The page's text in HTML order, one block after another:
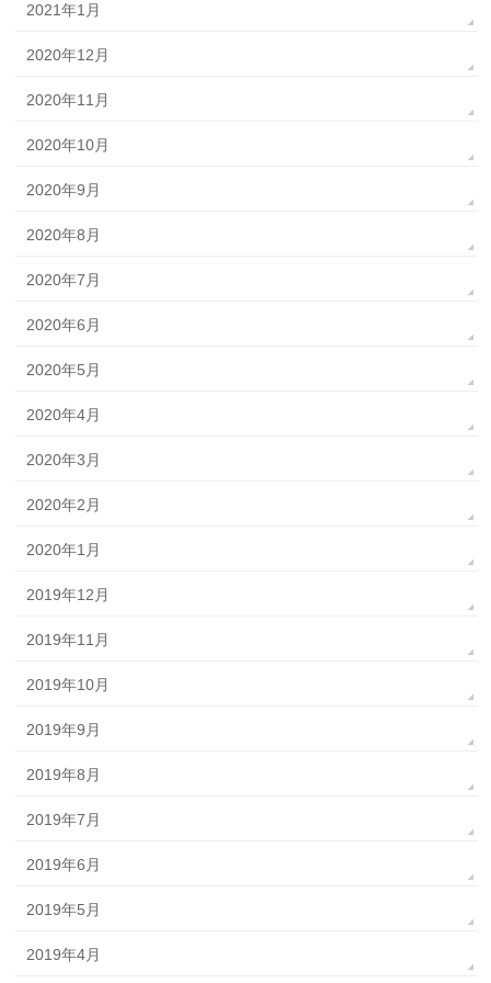
2021年1月
2020年12月
2020年11月
2020年10月
2020年9月
2020年8月
2020年7月
2020年6月
2020年5月
2020年4月
2020年3月
2020年2月
2020年1月
2019年12月
2019年11月
2019年10月
2019年9月
2019年8月
2019年7月
2019年6月
2019年5月
2019年4月